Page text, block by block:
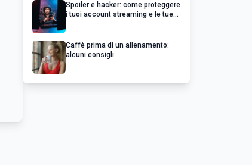
Spoiler e hacker: come proteggere
i tuoi account streaming e le tue
Caffè prima di un allenamento:
alcuni consigli